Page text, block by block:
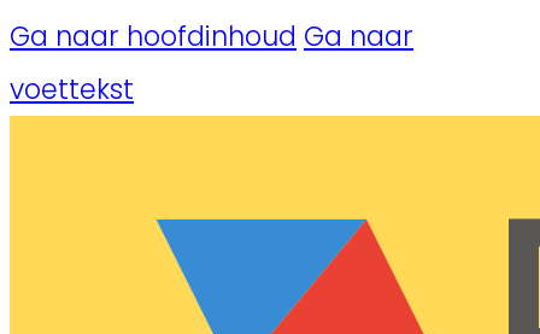
Ga naar hoofdinhoud Ga naar
voettekst